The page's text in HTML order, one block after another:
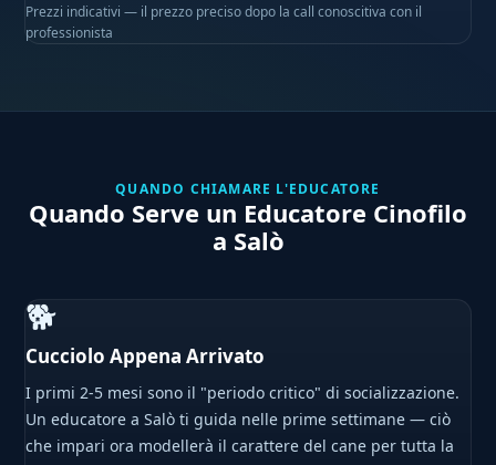
Prezzi indicativi — il prezzo preciso dopo la call conoscitiva con il
professionista
QUANDO CHIAMARE L'EDUCATORE
Quando Serve un Educatore Cinofilo
a Salò
🐕
Cucciolo Appena Arrivato
I primi 2-5 mesi sono il "periodo critico" di socializzazione.
Un educatore a Salò ti guida nelle prime settimane — ciò
che impari ora modellerà il carattere del cane per tutta la